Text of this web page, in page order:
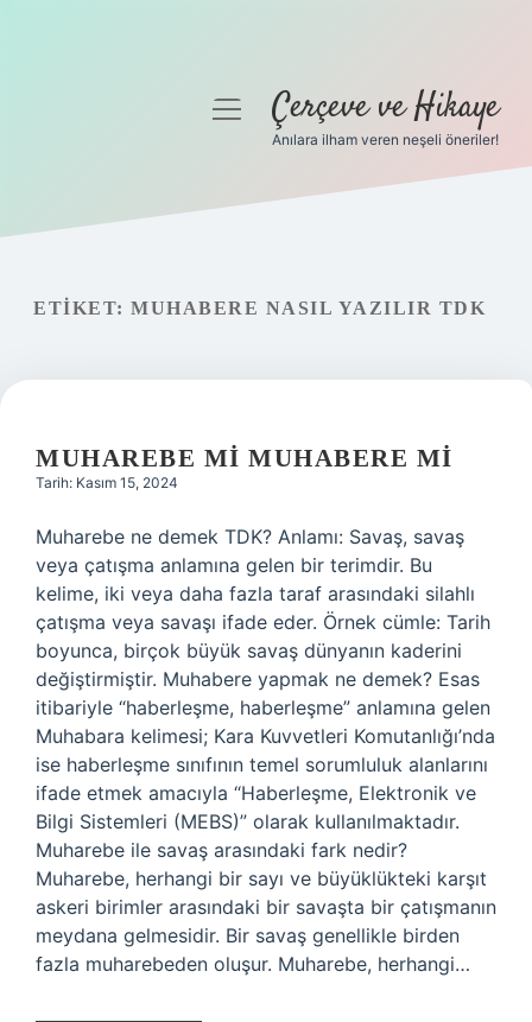
Gizlilik Politikası
menüyüÇerçeve ve Hikaye
Anılara ilham veren neşeli öneriler!
ETIKET: MUHABERE NASIL YAZILIR TDK
MUHAREBE MI MUHABERE MI
Tarih: Kasım 15, 2024
Muharebe ne demek TDK? Anlamı: Savaş, savaş
veya çatışma anlamına gelen bir terimdir. Bu
kelime, iki veya daha fazla taraf arasındaki silahlı
çatışma veya savaşı ifade eder. Örnek cümle: Tarih
boyunca, birçok büyük savaş dünyanın kaderini
değiştirmiştir. Muhabere yapmak ne demek? Esas
itibariyle “haberleşme, haberleşme” anlamına gelen
Muhabara kelimesi; Kara Kuvvetleri Komutanlığı’nda
ise haberleşme sınıfının temel sorumluluk alanlarını
ifade etmek amacıyla “Haberleşme, Elektronik ve
Bilgi Sistemleri (MEBS)” olarak kullanılmaktadır.
Muharebe ile savaş arasındaki fark nedir?
Muharebe, herhangi bir sayı ve büyüklükteki karşıt
askeri birimler arasındaki bir savaşta bir çatışmanın
meydana gelmesidir. Bir savaş genellikle birden
fazla muharebeden oluşur. Muharebe, herhangi…